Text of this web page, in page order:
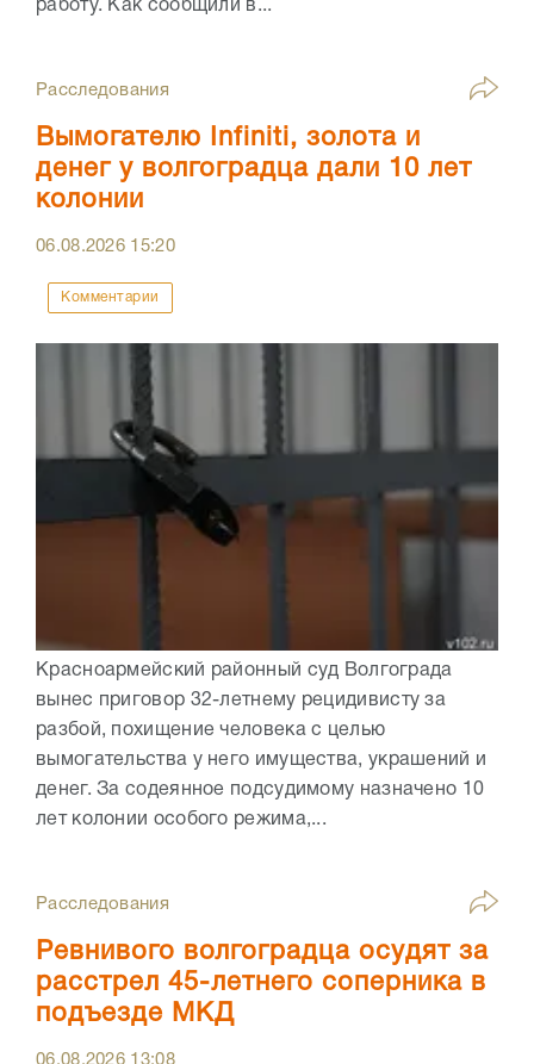
работу. Как сообщили в...
Расследования
Вымогателю Infiniti, золота и
денег у волгоградца дали 10 лет
колонии
06.08.2026 15:20
Комментарии
Красноармейский районный суд Волгограда
вынес приговор 32-летнему рецидивисту за
разбой, похищение человека с целью
вымогательства у него имущества, украшений и
денег. За содеянное подсудимому назначено 10
лет колонии особого режима,...
Расследования
Ревнивого волгоградца осудят за
расстрел 45-летнего соперника в
подъезде МКД
06.08.2026 13:08